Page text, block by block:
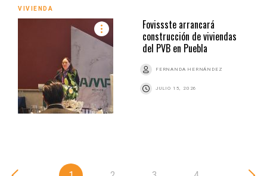
VIVIENDA
Fovissste arrancará
construcción de viviendas
del PVB en Puebla
FERNANDA HERNÁNDEZ
JULIO 15, 2026